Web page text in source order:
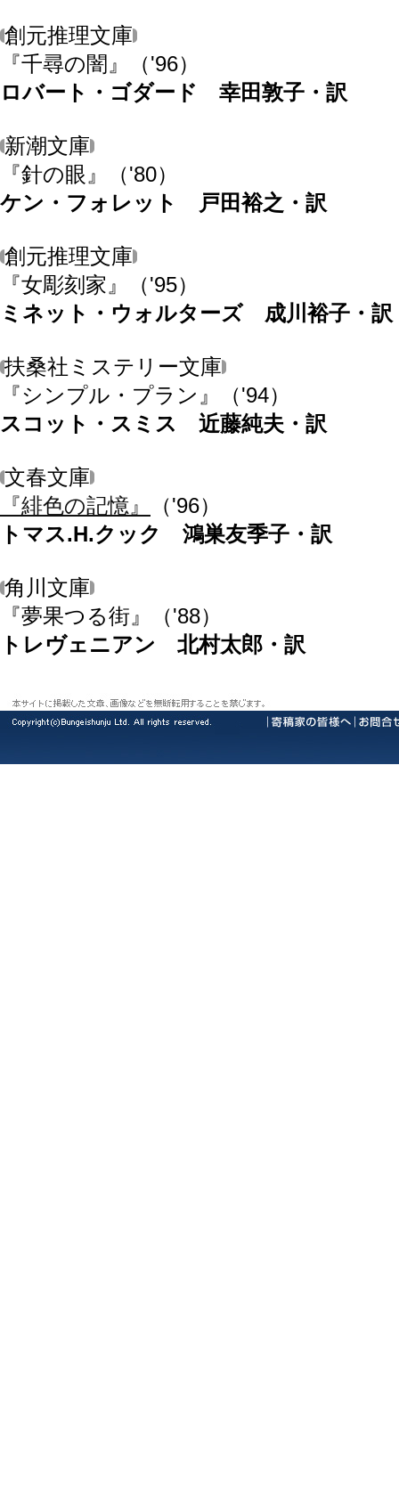
創元推理文庫
『千尋の闇』
（'96）
ロバート・ゴダード 幸田敦子・訳
新潮文庫
『針の眼』
（'80）
ケン・フォレット 戸田裕之・訳
創元推理文庫
『女彫刻家』
（'95）
ミネット・ウォルターズ 成川裕子・訳
扶桑社ミステリー文庫
『シンプル・プラン』
（'94）
スコット・スミス 近藤純夫・訳
文春文庫
『緋色の記憶』
（'96）
トマス.H.クック 鴻巣友季子・訳
角川文庫
『夢果つる街』
（'88）
トレヴェニアン 北村太郎・訳